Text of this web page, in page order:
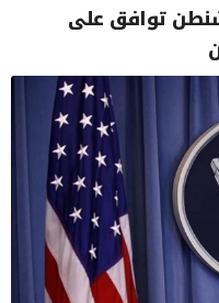
واشنطن توافق على